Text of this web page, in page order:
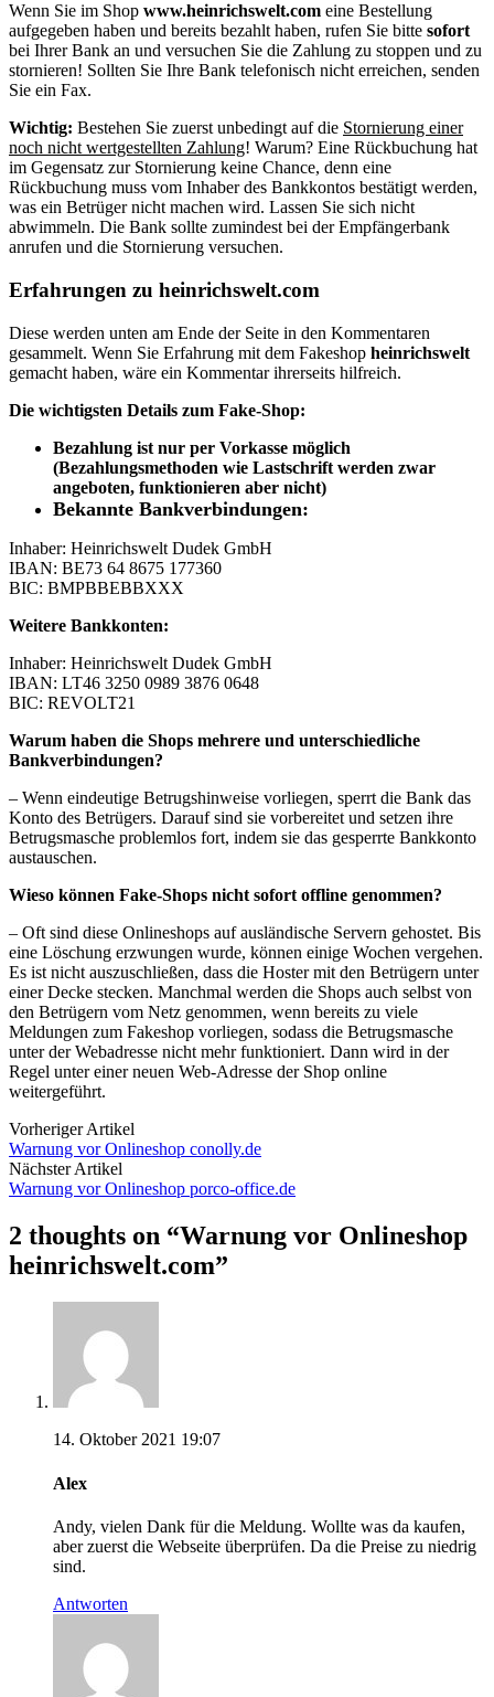
Wenn Sie im Shop www.heinrichswelt.com eine Bestellung
aufgegeben haben und bereits bezahlt haben, rufen Sie bitte sofort
bei Ihrer Bank an und versuchen Sie die Zahlung zu stoppen und zu
stornieren! Sollten Sie Ihre Bank telefonisch nicht erreichen, senden
Sie ein Fax.
Wichtig: Bestehen Sie zuerst unbedingt auf die Stornierung einer
noch nicht wertgestellten Zahlung! Warum? Eine Rückbuchung hat
im Gegensatz zur Stornierung keine Chance, denn eine
Rückbuchung muss vom Inhaber des Bankkontos bestätigt werden,
was ein Betrüger nicht machen wird. Lassen Sie sich nicht
abwimmeln. Die Bank sollte zumindest bei der Empfängerbank
anrufen und die Stornierung versuchen.
Erfahrungen zu heinrichswelt.com
Diese werden unten am Ende der Seite in den Kommentaren
gesammelt. Wenn Sie Erfahrung mit dem Fakeshop heinrichswelt
gemacht haben, wäre ein Kommentar ihrerseits hilfreich.
Die wichtigsten Details zum Fake-Shop:
Bezahlung ist nur per Vorkasse möglich
(Bezahlungsmethoden wie Lastschrift werden zwar
angeboten, funktionieren aber nicht)
Bekannte Bankverbindungen:
Inhaber: Heinrichswelt Dudek GmbH
IBAN: BE73 64 8675 177360
BIC: BMPBBEBBXXX
Weitere Bankkonten:
Inhaber: Heinrichswelt Dudek GmbH
IBAN: LT46 3250 0989 3876 0648
BIC: REVOLT21
Warum haben die Shops mehrere und unterschiedliche
Bankverbindungen?
– Wenn eindeutige Betrugshinweise vorliegen, sperrt die Bank das
Konto des Betrügers. Darauf sind sie vorbereitet und setzen ihre
Betrugsmasche problemlos fort, indem sie das gesperrte Bankkonto
austauschen.
Wieso können Fake-Shops nicht sofort offline genommen?
– Oft sind diese Onlineshops auf ausländische Servern gehostet. Bis
eine Löschung erzwungen wurde, können einige Wochen vergehen.
Es ist nicht auszuschließen, dass die Hoster mit den Betrügern unter
einer Decke stecken. Manchmal werden die Shops auch selbst von
den Betrügern vom Netz genommen, wenn bereits zu viele
Meldungen zum Fakeshop vorliegen, sodass die Betrugsmasche
unter der Webadresse nicht mehr funktioniert. Dann wird in der
Regel unter einer neuen Web-Adresse der Shop online
weitergeführt.
Vorheriger Artikel
Warnung vor Onlineshop conolly.de
Nächster Artikel
Warnung vor Onlineshop porco-office.de
2 thoughts on “Warnung vor Onlineshop
heinrichswelt.com”
14. Oktober 2021 19:07
Alex
Andy, vielen Dank für die Meldung. Wollte was da kaufen,
aber zuerst die Webseite überprüfen. Da die Preise zu niedrig
sind.
Antworten